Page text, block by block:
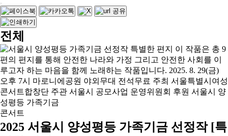
전체
콘서트
2025 서울시 양성평등 가족기금 선정작 [특